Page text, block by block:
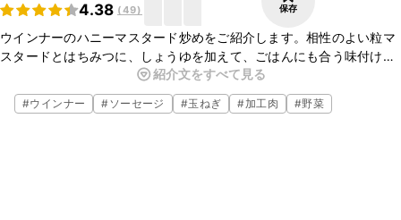
4.38 (49) 保存
ウインナーのハニーマスタード炒めをご紹介します。相性のよい粒マ
スタードとはちみつに、しょうゆを加えて、ごはんにも合う味付けに
しています。簡単なので、ぜひお試しくださいね。
紹介文をすべて見る
#ウインナー #ソーセージ #玉ねぎ #加工肉 #野菜